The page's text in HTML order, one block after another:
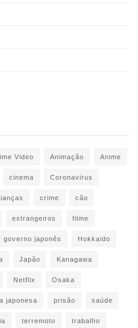
Video Animação Anime
cinema Coronavirus
crime cão
estrangeiros filme
governo japonês Hokkaido
Japão Kanagawa
Netflix Osaka
japonesa prisão saúde
terremoto trabalho